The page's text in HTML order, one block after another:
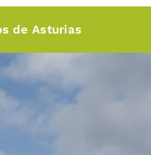
de Asturias